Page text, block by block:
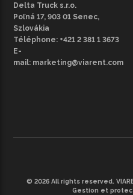
Delta Truck s.r.o.
Poľná 17, 903 01 Senec,
Szlovákia
Téléphone: +421 2 381 1 3673
E-
mail: marketing@viarent.com
© 2026 All rights reserved.
Gestion et